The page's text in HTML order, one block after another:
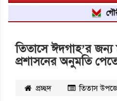
তিতাসে ঈদগাহ’র জন্য
প্রশাসনের অনুমতি
প্রচ্ছদ তিতাস